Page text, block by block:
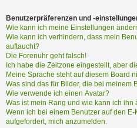
O
B
L
E
M
E
B
E
I
M
Benutzerpräferenzen und -
Wie kann ich meine Einstellungen
Wie kann ich verhindern, dass mein
auftaucht?
Die Forenuhr geht falsch!
Ich habe die Zeitzone eingestellt, aber
Meine Sprache steht auf diesem Board
Was sind das für Bilder, die bei meinem
Wie verwende ich einen Avatar?
Was ist mein Rang und wie kann ich ihn
Wenn ich bei einem Benutzer auf den
aufgefordert, mich anzumelden.